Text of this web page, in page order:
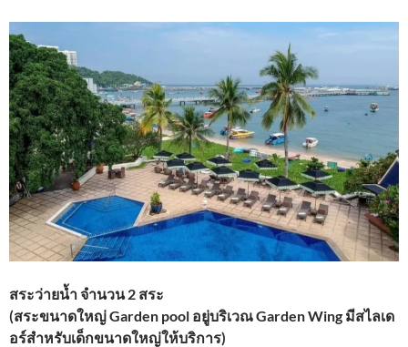
สระว่ายน้ำ จำนวน 2 สระ
(สระขนาดใหญ่ Garden pool อยู่บริเวณ Garden Wing มีสไลเด
อร์สำหรับเด็กขนาดใหญ่ให้บริการ)